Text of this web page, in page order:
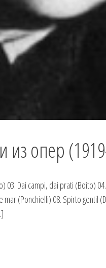
из опер
Dai campi, dai prati (Boito)
(Ponchielli) 08. Spirto gentil